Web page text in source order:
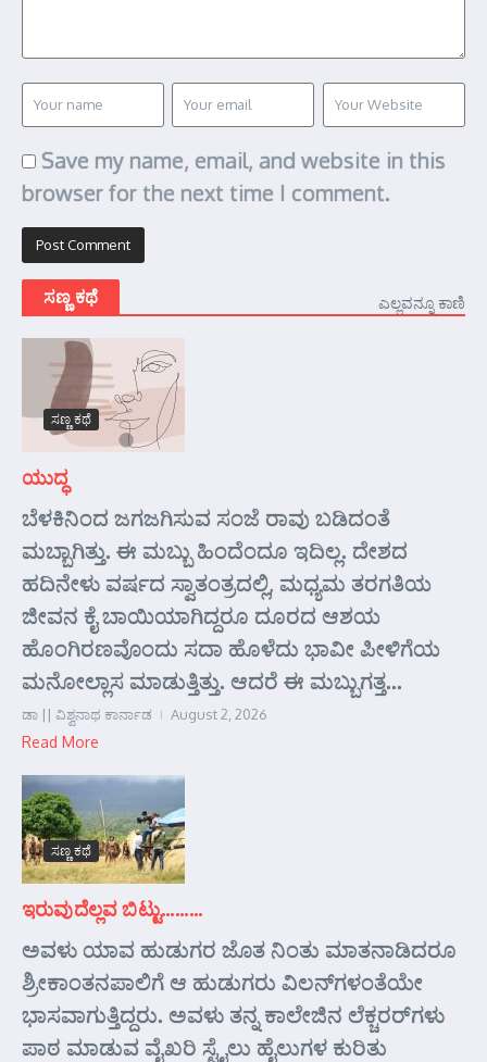
Save my name, email, and website in this
browser for the next time I comment.
ಸಣ್ಣ ಕಥೆ ಎಲ್ಲವನ್ನೂ ಕಾಣಿ
ಸಣ್ಣ ಕಥೆ
ಯುದ್ಧ
ಬೆಳಕಿನಿಂದ ಜಗಜಗಿಸುವ ಸಂಜೆ ರಾವು ಬಡಿದಂತೆ
ಮಬ್ಬಾಗಿತ್ತು. ಈ ಮಬ್ಬು ಹಿಂದೆಂದೂ ಇದಿಲ್ಲ. ದೇಶದ
ಹದಿನೇಳು ವರ್ಷದ ಸ್ವಾತಂತ್ರದಲ್ಲಿ, ಮಧ್ಯಮ ತರಗತಿಯ
ಜೀವನ ಕೈ ಬಾಯಿಯಾಗಿದ್ದರೂ ದೂರದ ಆಶಯ
ಹೊಂಗಿರಣವೊಂದು ಸದಾ ಹೊಳೆದು ಭಾವೀ ಪೀಳಿಗೆಯ
ಮನೋಲ್ಲಾಸ ಮಾಡುತ್ತಿತ್ತು. ಆದರೆ ಈ ಮಬ್ಬುಗತ್ತ...
ಡಾ || ವಿಶ್ವನಾಥ ಕಾರ್ನಾಡ August 2, 2026
Read More
ಸಣ್ಣ ಕಥೆ
ಇರುವುದೆಲ್ಲವ ಬಿಟ್ಟು………
ಅವಳು ಯಾವ ಹುಡುಗರ ಜೊತ ನಿಂತು ಮಾತನಾಡಿದರೂ
ಶ್ರೀಕಾಂತನಪಾಲಿಗೆ ಆ ಹುಡುಗರು ವಿಲನ್‌ಗಳಂತೆಯೇ
ಭಾಸವಾಗುತ್ತಿದ್ದರು. ಅವಳು ತನ್ನ ಕಾಲೇಜಿನ ಲೆಕ್ಚರರ್‌ಗಳು
ಪಾಠ ಮಾಡುವ ವೈಖರಿ ಸ್ಟೈಲು ಹೈಲುಗಳ ಕುರಿತು